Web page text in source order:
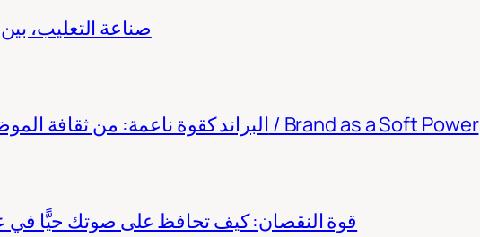
صناعة التعليب، بين
البراند كقوة ناعمة: من ثقافة الموظف إلى سلوك المجتمع / Brand as a Soft Power
قوة النقصان: كيف تحافظ على صوتك حيًّا في